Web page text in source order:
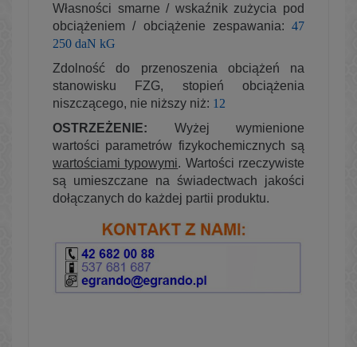
Własności smarne / wskaźnik zużycia pod
obciążeniem / obciążenie zespawania: 47
250 daN kG
Zdolność do przenoszenia obciążeń na
stanowisku FZG, stopień obciążenia
niszczącego, nie niższy niż: 12
OSTRZEŻENIE: Wyżej wymienione
wartości parametrów fizykochemicznych są
wartościami typowymi. Wartości rzeczywiste
są umieszczane na świadectwach jakości
dołączanych do każdej partii produktu.